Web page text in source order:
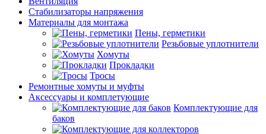
Стабилизаторы напряжения
Материалы для монтажа
Пены, герметики
Резьбовые уплотнители
Хомуты
Прокладки
Тросы
Ремонтные хомуты и муфты
Аксессуары и комплетующие
Комплектующие для
баков